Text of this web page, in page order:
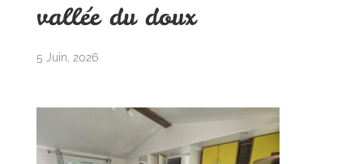
vallée du doux
5 Juin, 2026